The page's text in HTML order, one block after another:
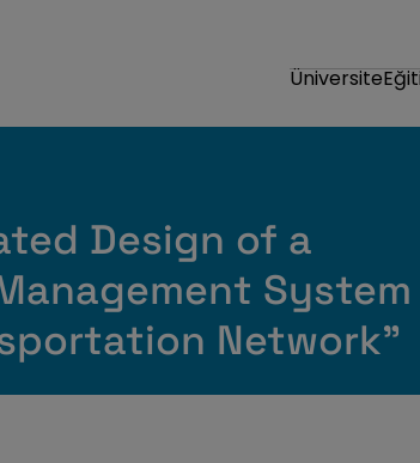
Üniversite
Design of a
System
Network"